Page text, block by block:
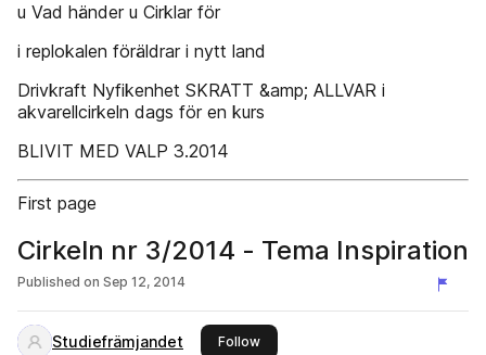
u Vad händer u Cirklar för
i replokalen föräldrar i nytt land
Drivkraft Nyfikenhet SKRATT &amp; ALLVAR i
akvarellcirkeln dags för en kurs
BLIVIT MED VALP 3.2014
First page
Cirkeln nr 3/2014 - Tema Inspiration
Published on Sep 12, 2014
Studiefrämjandet Followthis publisher